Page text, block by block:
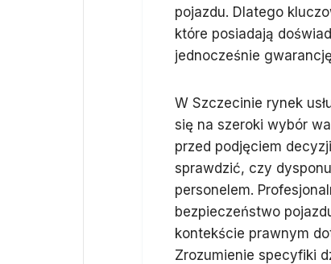
pojazdu. Dlatego
które posiadają
jednocześnie
W Szczecinie rynek
się na szeroki wybór
przed podjęciem
sprawdzić, czy
personelem.
bezpieczeństwo
kontekście prawnym
Zrozumienie specyfiki